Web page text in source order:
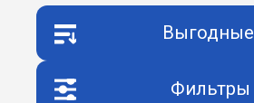
Выгодные
Фильтры